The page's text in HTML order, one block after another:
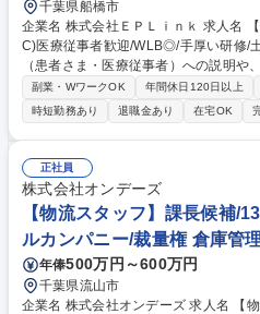
千葉県船橋市
企業名 株式会社ＥＰＬｉｎｋ 求人名 【鴨川】治験コーディネーター(CR
C)医療従事者歓迎/WLB◎/手厚い研修/土日祝休 仕事の内
（患者さま・医療従事者）への説明や
内での治験業務を底支えしていきます
る、未経験から専門性が身につく社会貢献度
加する患者(被験者)さんに対する試験
ール管理 ■被験者との面談、服薬状況
スタッフへの連絡、調整 ■症例報告書
務業務となります。【働きやすさ】コ
ためプライベートと仕事の両立もしや
以上、育児補助支援金等もあります。 募集職種 【鴨川】治験コーディネ
ーター(CRC)医療従事者歓迎/WLB◎/手
副業・WワークOK 年間休日120日以上
時短勤務あり
退職金あり 在宅OK
正社員
株式会社オンデーズ
【物流スタッフ】課長候補/
ルカンパニー/裁量権 倉庫管理
年俸500万円～600万円
千葉県流山市
企業名 株式会社オンデーズ 求人名 【物流スタッフ】課長候補/13カ国に展